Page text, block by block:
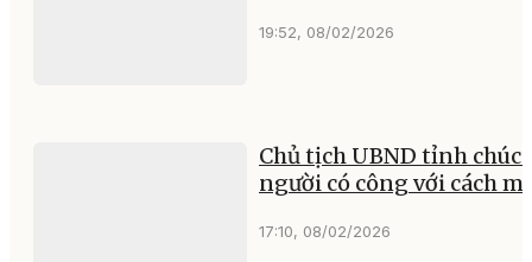
19:52, 08/02/2026
Chủ tịch UBND tỉnh chúc
người có công với cách
17:10, 08/02/2026